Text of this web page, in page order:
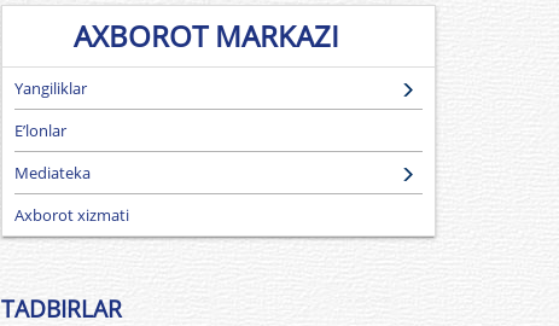
AXBOROT MARKAZI
Yangiliklar
E’lonlar
Mediateka
Axborot xizmati
TADBIRLAR